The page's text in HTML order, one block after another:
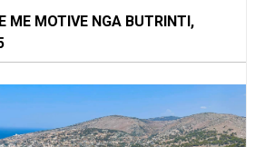
ME MOTIVE NGA BUTRINTI,